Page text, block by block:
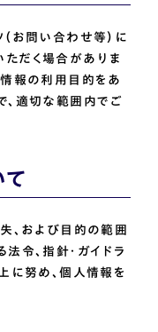
お問い合わせ等）に
だく場合がありま
情報の利用目的をあ
、適切な範囲内でご
、および目的の範囲
令、指針・ガイドラ
に努め、個人情報を